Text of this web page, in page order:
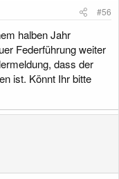
#56
halben Jahr
Federführung weiter
dass der
ist. Könnt Ihr bitte